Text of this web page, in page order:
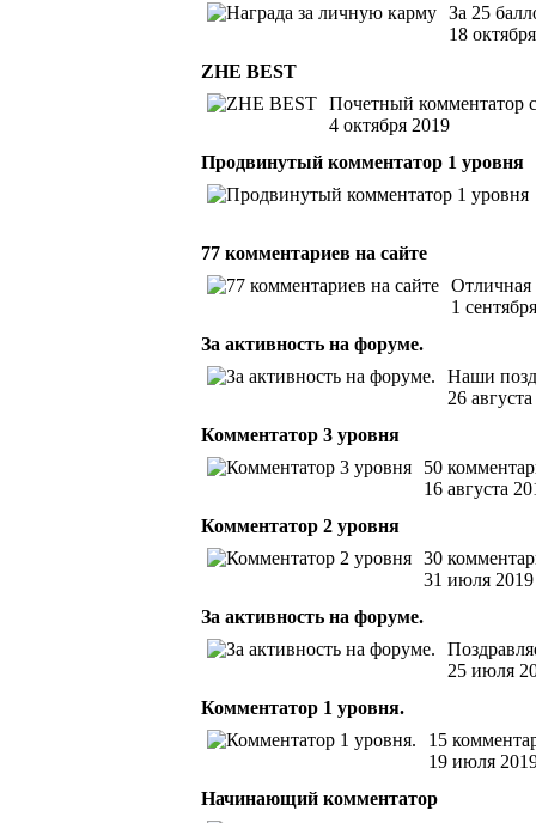
За 25
18
ZHE BEST
Почетный комментатор
4 октября 2019
Продвинутый комментатор 1 уровня
77 комментариев на сайте
Отличная
1
За активность на форуме.
Наши
26
Комментатор 3 уровня
50
16 августа
Комментатор 2 уровня
30
31 июля 2019
За активность на форуме.
25 июля
Комментатор 1 уровня.
15
19 июля
Начинающий комментатор